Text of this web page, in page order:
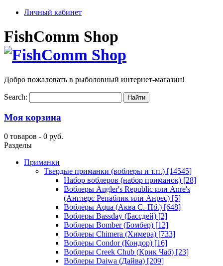
Личный кабинет
FishComm Shop
Добро пожаловать в рыболовный интернет-магазин!
Search:
Моя корзина
0 товаров - 0 руб.
Разделы
Приманки
Твердые приманки (воблеры и т.п.) [14545]
Набор воблеров (набор приманок) [28]
Воблеры Angler's Republic или Anre's
(Англерс Репаблик или Анрес) [5]
Воблеры Aqua (Аква С.-Пб.) [648]
Воблеры Bassday (Бассдей) [2]
Воблеры Bomber (Бомбер) [12]
Воблеры Chimera (Химера) [733]
Воблеры Condor (Кондор) [16]
Воблеры Creek Chub (Крик Чаб) [23]
Воблеры Daiwa (Дайва) [209]